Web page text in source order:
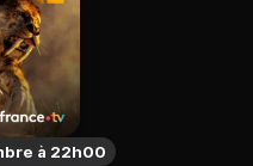
à 22h00